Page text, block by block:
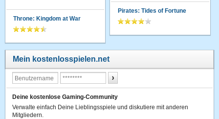
Throne: Kingdom at War
Pirates: Tides of Fortune
Mein kostenlosspielen.net
Deine kostenlose Gaming-Community
Verwalte einfach Deine Lieblingsspiele und diskutiere mit anderen
Mitgliedern.